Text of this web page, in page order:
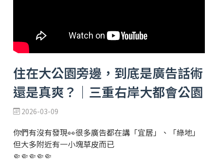
住在大公園旁邊，到底是廣告話術
還是真爽？｜三重右岸大都會公園
2026-03-09
你們有沒有發現👀很多廣告都在講「宜居」、「綠地」
但大多附近有一小塊草皮而已
🤏🤏🤏🤏🤏